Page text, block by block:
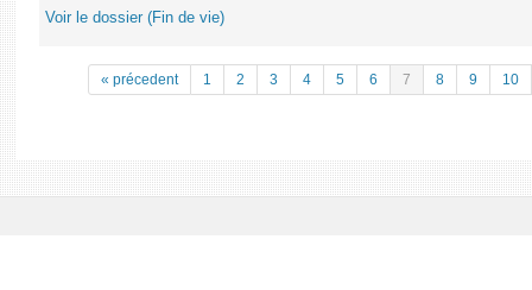
Voir le dossier (Fin de vie)
« précedent 1 2 3 4 5 6 7 8 9 10